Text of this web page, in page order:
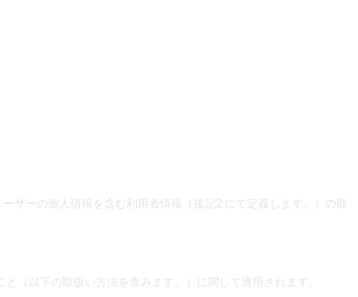
ザーの個人情報を含む利用者情報（後記2.にて定義します。）の取
（以下の取扱い方法を含みます。）に関して適用されます。